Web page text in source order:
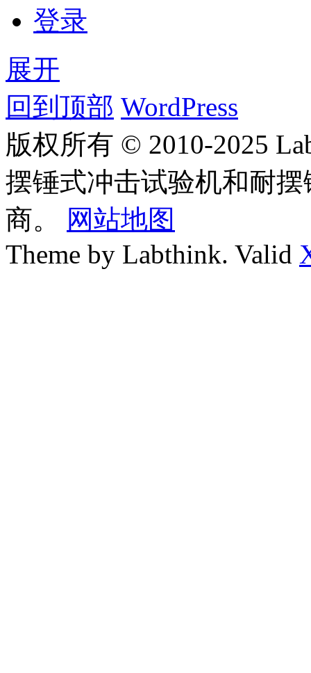
登录
展开
回到顶部 WordPress
版权所有 © 2010-2025
摆锤式冲击试验机和耐
商。
网站地图
Theme by Labthink. Valid